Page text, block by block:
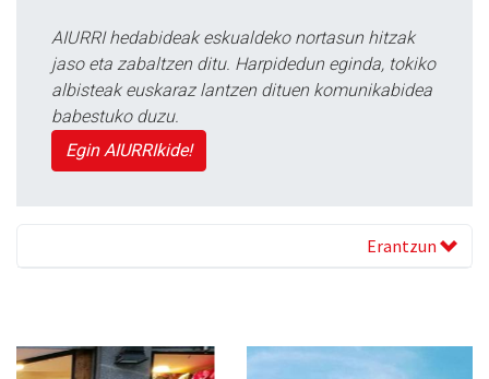
AIURRI hedabideak eskualdeko nortasun hitzak
jaso eta zabaltzen ditu. Harpidedun eginda, tokiko
albisteak euskaraz lantzen dituen komunikabidea
babestuko duzu.
Egin AIURRIkide!
Erantzun